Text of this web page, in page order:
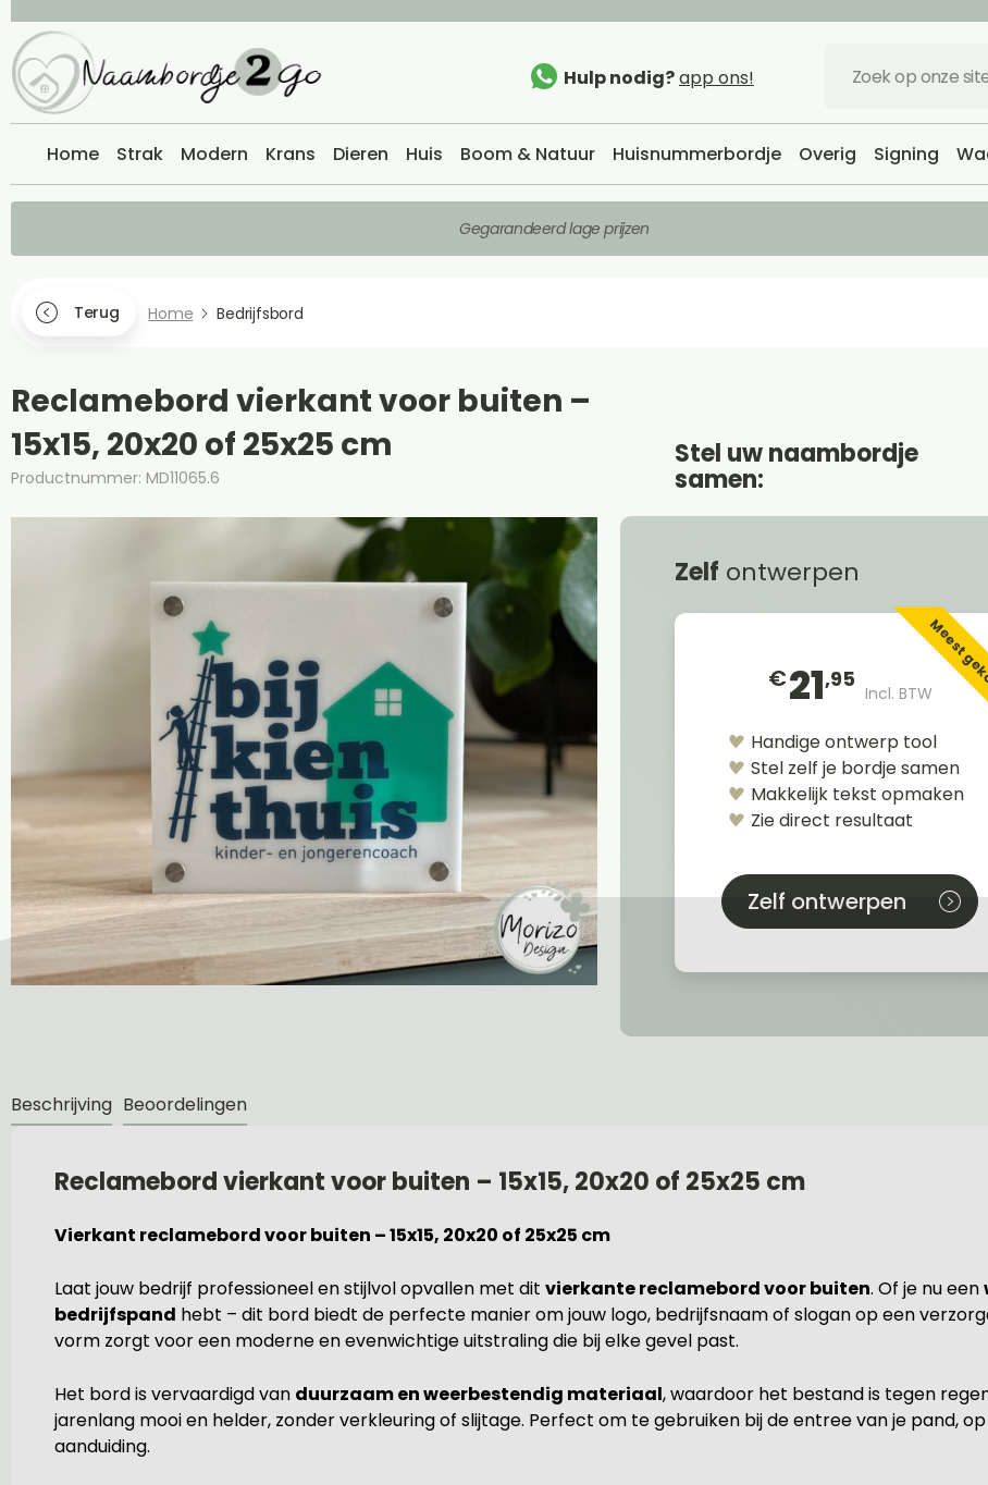
Hulp nodig?app ons!
Home Strak Modern Krans Dieren Huis Boom & Natuur Huisnummerbordje Overig Signing
Gegarandeerd lage prijzen
Terug Home Bedrijfsbord
Reclamebord vierkant voor buiten –
15x15, 20x20 of 25x25 cm
Productnummer: MD11065.6
Stel uw naambordje
samen:
Zelf ontwerpen
€21,95
Incl. BTWMeest
Handige ontwerp tool
Stel zelf je bordje samen
Makkelijk tekst opmaken
Zie direct resultaat
Zelf ontwerpen
Beschrijving Beoordelingen
Reclamebord vierkant voor buiten – 15x15, 20x20 of 25x25 cm
Vierkant reclamebord voor buiten – 15x15, 20x20 of 25x25 cm
Laat jouw bedrijf professioneel en stijlvol opvallen met dit vierkante reclamebord voor buiten. Of je nu een
bedrijfspand hebt – dit bord biedt de perfecte manier om jouw logo, bedrijfsnaam of slogan op een
vorm zorgt voor een moderne en evenwichtige uitstraling die bij elke gevel past.
Het bord is vervaardigd van duurzaam en weerbestendig materiaal, waardoor het bestand is tegen
jarenlang mooi en helder, zonder verkleuring of slijtage. Perfect om te gebruiken bij de entree van je pand,
aanduiding.